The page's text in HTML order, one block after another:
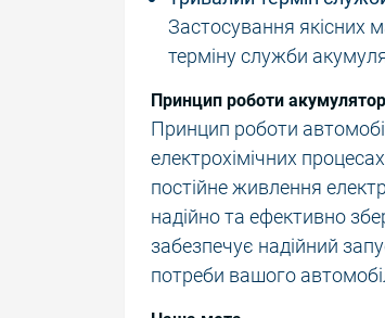
Застосування якісних
терміну служби
Принцип роботи
Принцип роботи
електрохімічних
постійне живлення
надійно та ефективно
забезпечує надійний
потреби вашого